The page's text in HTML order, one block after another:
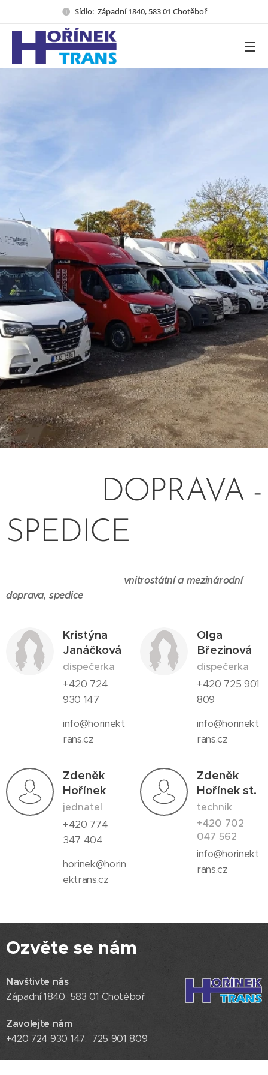
Sídlo: Západní 1840, 583 01 Chotěboř
DOPRAVA -
SPEDICE
vnitrostátní a mezinárodní
doprava, spedice
Kristýna
Janáčková
dispečerka
+420 724
930 147
info@horinekt
rans.cz
Olga
Březinová
dispečerka
+420 725 901
809
info@horinekt
rans.cz
Zdeněk
Hořínek
jednatel
+420 774
347 404
horinek@horin
ektrans.cz
Zdeněk
Hořínek st.
technik
+420 702
047 562
info@horinekt
rans.cz
Ozvěte se nám
Navštivte nás
Západní 1840, 583 01 Chotěboř
Zavolejte nám
+420 724 930 147, 725 901 809